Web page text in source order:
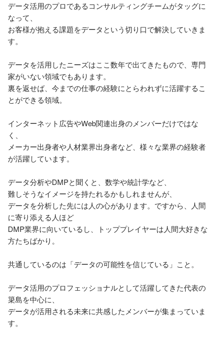
データ活用のプロであるコンサルティングチームがタッグに
なって、
お客様が抱える課題をデータという切り口で解決していきま
す。
データを活用したニーズはここ数年で出てきたもので、専門
家がいない領域でもあります。
裏を返せば、今までの仕事の経験にとらわれずに活躍するこ
とができる領域。
インターネット広告やWeb関連出身のメンバーだけではな
く、
メーカー出身者や人材業界出身者など、様々な業界の経験者
が活躍しています。
データ分析やDMPと聞くと、数学や統計学など、
難しそうなイメージを持たれるかもしれませんが、
データを分析した先には人の心があります。ですから、人間
に寄り添える人ほど
DMP業界に向いているし、トッププレイヤーは人間大好きな
方たちばかり。
共通しているのは「データの可能性を信じている」こと。
データ活用のプロフェッショナルとして活躍してきた代表の
簗島を中心に、
データが活用される未来に共感したメンバーが集まっていま
す。